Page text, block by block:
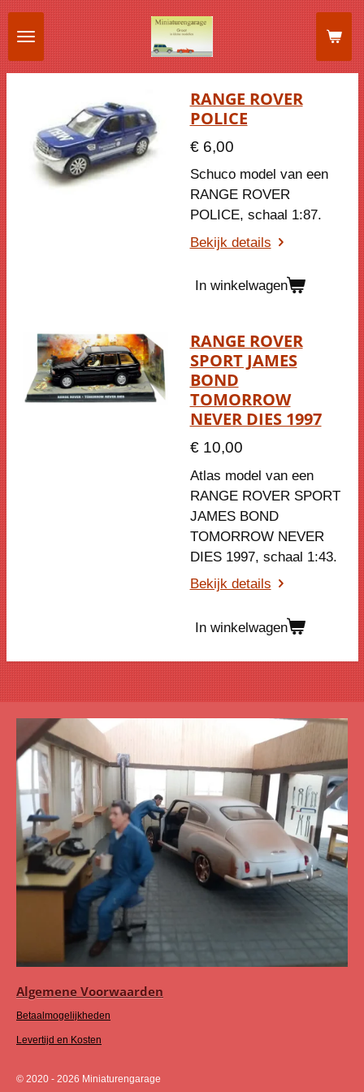
Ga
direct
naar
de
RANGE ROVER
POLICE
€ 6,00
Schuco model van een
RANGE ROVER
POLICE, schaal 1:87.
Bekijk details
In winkelwagen
RANGE ROVER
SPORT JAMES
BOND
TOMORROW
NEVER DIES 1997
€ 10,00
Atlas model van een
RANGE ROVER SPORT
JAMES BOND
TOMORROW NEVER
DIES 1997, schaal 1:43.
Bekijk details
In winkelwagen
Algemene Voorwaarden
Betaalmogelijkheden
Levertijd en Kosten
© 2020 - 2026 Miniaturengarage